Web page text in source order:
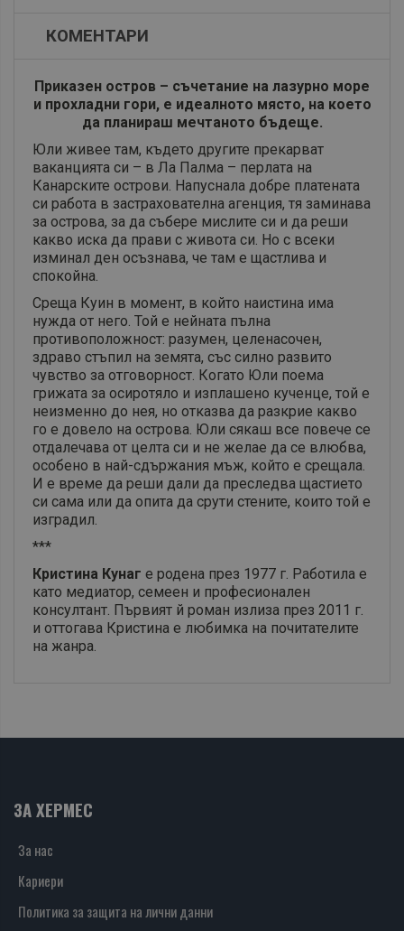
КОМЕНТАРИ
Приказен остров – съчетание на лазурно море
и прохладни гори, е идеалното място, на което
да планираш мечтаното бъдеще.
Юли живее там, където другите прекарват
ваканцията си – в Ла Палма – перлата на
Канарските острови. Напуснала добре платената
си работа в застрахователна агенция, тя заминава
за острова, за да събере мислите си и да реши
какво иска да прави с живота си. Но с всеки
изминал ден осъзнава, че там е щастлива и
спокойна.
Среща Куин в момент, в който наистина има
нужда от него. Той е нейната пълна
противоположност: разумен, целенасочен,
здраво стъпил на земята, със силно развито
чувство за отговорност. Когато Юли поема
грижата за осиротяло и изплашено кученце, той е
неизменно до нея, но отказва да разкрие какво
го е довело на острова. Юли сякаш все повече се
отдалечава от целта си и не желае да се влюбва,
особено в най-сдържания мъж, който е срещала.
И е време да реши дали да преследва щастието
си сама или да опита да срути стените, които той е
изградил.
***
Кристина Кунаг е родена през 1977 г. Работила е
като медиатор, семеен и професионален
консултант. Първият й роман излиза през 2011 г.
и оттогава Кристина е любимка на почитателите
на жанра.
ЗА ХЕРМЕС
За нас
Кариери
Политика за защита на лични данни